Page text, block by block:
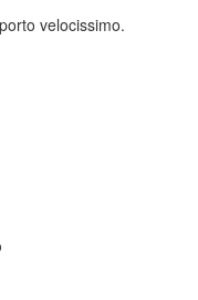
velocissimo.